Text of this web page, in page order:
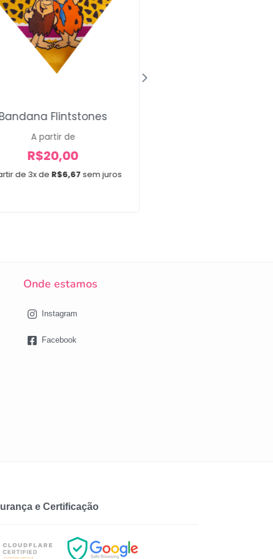
de 3x de R$6,67 sem juros
Flintstones
A partir de
R$20,00
Onde estamos
Instagram
Facebook
e Certificação